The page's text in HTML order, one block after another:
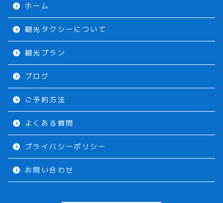
ホーム
観光タクシーについて
観光プラン
ブログ
ご予約方法
よくある質問
プライバシーポリシー
お問い合わせ